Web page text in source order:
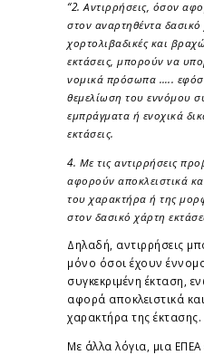
“2. Αντιρρήσεις, όσον
στον αναρτηθέντα δασικό
χορτολιβαδικές και
εκτάσεις, μπορούν να
νομικά πρόσωπα …..
θεμελίωση του εννόμου
εμπράγματα ή ενοχικά
εκτάσεις.
4. Με τις αντιρρήσεις
αφορούν αποκλειστικά
του χαρακτήρα ή της
στον δασικό χάρτη
Δηλαδή, αντιρρήσεις
μόνο όσοι έχουν
συγκεκριμένη έκταση,
αφορά αποκλειστικά
χαρακτήρα της έκτασης.
Με άλλα λόγια, μια ΕΠΕΑ